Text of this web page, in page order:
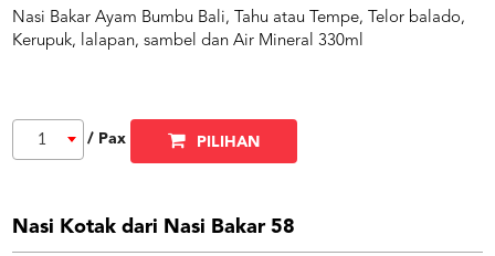
Nasi Bakar Ayam Bumbu Bali, Tahu atau Tempe, Telor balado,
Kerupuk, lalapan, sambel dan Air Mineral 330ml
1 / Pax PILIHAN
Nasi Kotak dari Nasi Bakar 58